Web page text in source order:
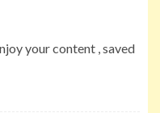
your content , saved